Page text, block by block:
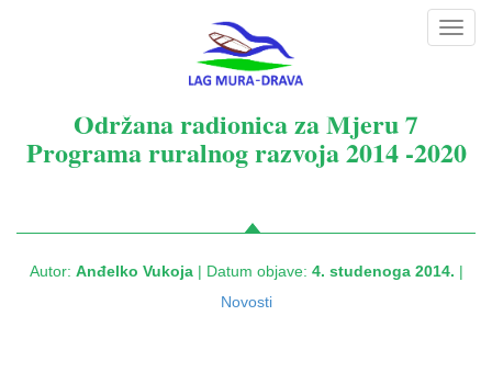
Održana radionica za Mjeru 7
Programa ruralnog razvoja 2014 -2020
Autor: Anđelko Vukoja| Datum objave: 4. studenoga 2014. |
Novosti